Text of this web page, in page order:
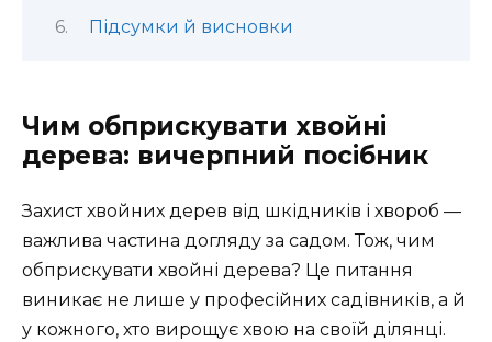
Підсумки й висновки
Чим обприскувати хвойні
дерева: вичерпний посібник
Захист хвойних дерев від шкідників і хвороб —
важлива частина догляду за садом. Тож, чим
обприскувати хвойні дерева? Це питання
виникає не лише у професійних садівників, а й
у кожного, хто вирощує хвою на своїй ділянці.